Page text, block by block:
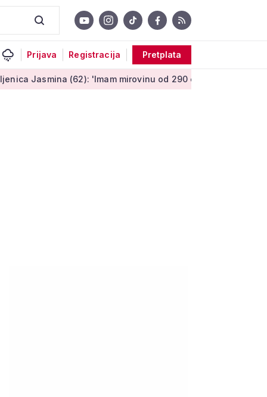
Prijava Registracija Pretplata
'Imam mirovinu od 290 eura, a dobijem i socijalnu